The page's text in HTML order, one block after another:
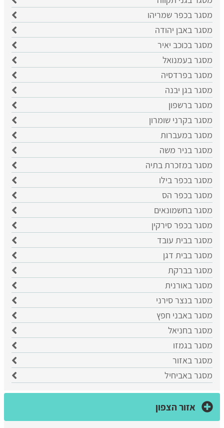
מסגר בכפר שמריהו
מסגר באבן יהודה
מסגר בכוכב יאיר
מסגר בעמנואל
מסגר בפרדסיה
מסגר בגן יבנה
מסגר ברשפון
מסגר בקרני שומרון
מסגר במעברות
מסגר בניר משה
מסגר במזכרת בתיה
מסגר בכפר בילו
מסגר בכפר הס
מסגר בחשמונאים
מסגר בכפר סירקין
מסגר בבית עובד
מסגר בבית דגן
מסגר בברקת
מסגר באורנית
מסגר בנצר סירני
מסגר באבני חפץ
מסגר בחניאל
מסגר בגמזו
מסגר באזור
מסגר באביחיל
אזור הצפון